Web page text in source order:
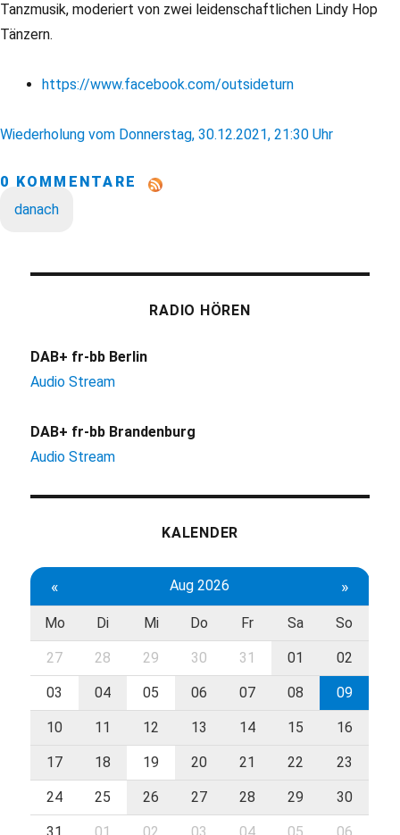
Tanzmusik, moderiert von zwei leidenschaftlichen Lindy Hop
Tänzern.
https://www.facebook.com/outsideturn
Wiederholung vom Donnerstag, 30.12.2021, 21:30 Uhr
0 KOMMENTARE
danach
RADIO HÖREN
DAB+ fr-bb Berlin
Audio Stream
DAB+ fr-bb Brandenburg
Audio Stream
KALENDER
« Aug 2026 »
Mo Di Mi Do Fr Sa So
27 28 29 30 31 01 02
03 04 05 06 07 08 09
10 11 12 13 14 15 16
17 18 19 20 21 22 23
24 25 26 27 28 29 30